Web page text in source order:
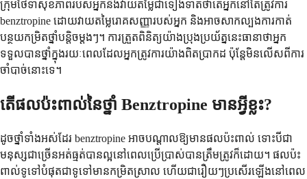
ក្រុមថែទាំសុខភាពរបស់អ្នកនឹងវាយតម្លៃជាទៀងទាត់ថាតើអ្នកនៅតែត្រូវការ
benztropine ដោយវាយតម្លៃរោគសញ្ញារបស់អ្នក និងអាចសាកល្បងការកាត់
បន្ថយកម្រិតថ្នាំបន្តិចម្តងៗ។ ការត្រួតពិនិត្យយ៉ាងប្រុងប្រយ័ត្ននេះធានាថាអ្នក
ទទួលបានថ្នាំក្នុងរយៈពេលដែលអ្នកត្រូវការយ៉ាងពិតប្រាកដ ប៉ុន្តែមិនលើសពីការ
ចាំបាច់នោះទេ។
តើផលប៉ះពាល់នៃថ្នាំ Benztropine មានអ្វីខ្លះ?
ដូចថ្នាំទាំងអស់ដែរ benztropine អាចបណ្តាលឱ្យមានផលប៉ះពាល់ ទោះបីជា
មនុស្សជាច្រើនអត់ធ្មត់បានល្អនៅពេលប្រើប្រាស់បានត្រឹមត្រូវក៏ដោយ។ ផលប៉ះ
ពាល់ទូទៅបំផុតជាទូទៅមានកម្រិតស្រាល ហើយជារឿយៗប្រសើរឡើងនៅពេល